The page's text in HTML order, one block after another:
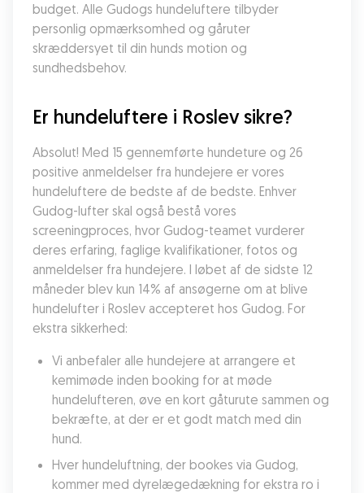
budget. Alle Gudogs hundeluftere tilbyder
personlig opmærksomhed og gåruter
skræddersyet til din hunds motion og
sundhedsbehov.
Er hundeluftere i Roslev sikre?
Absolut! Med 15 gennemførte hundeture og 26
positive anmeldelser fra hundejere er vores
hundeluftere de bedste af de bedste. Enhver
Gudog-lufter skal også bestå vores
screeningproces, hvor Gudog-teamet vurderer
deres erfaring, faglige kvalifikationer, fotos og
anmeldelser fra hundejere. I løbet af de sidste 12
måneder blev kun 14% af ansøgerne om at blive
hundelufter i Roslev accepteret hos Gudog. For
ekstra sikkerhed:
Vi anbefaler alle hundejere at arrangere et
kemimøde inden booking for at møde
hundelufteren, øve en kort gåturute sammen og
bekræfte, at der er et godt match med din
hund.
Hver hundeluftning, der bookes via Gudog,
kommer med dyrelægedækning for ekstra ro i